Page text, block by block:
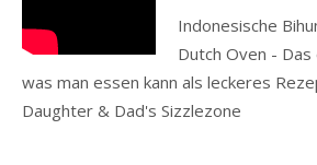
Indonesische
Dutch Oven -
was man essen kann als leckeres
Daughter & Dad's Sizzlezone